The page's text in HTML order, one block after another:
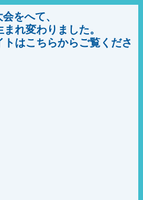
をへて、
れ変わりました。
はこちらからご覧くださ